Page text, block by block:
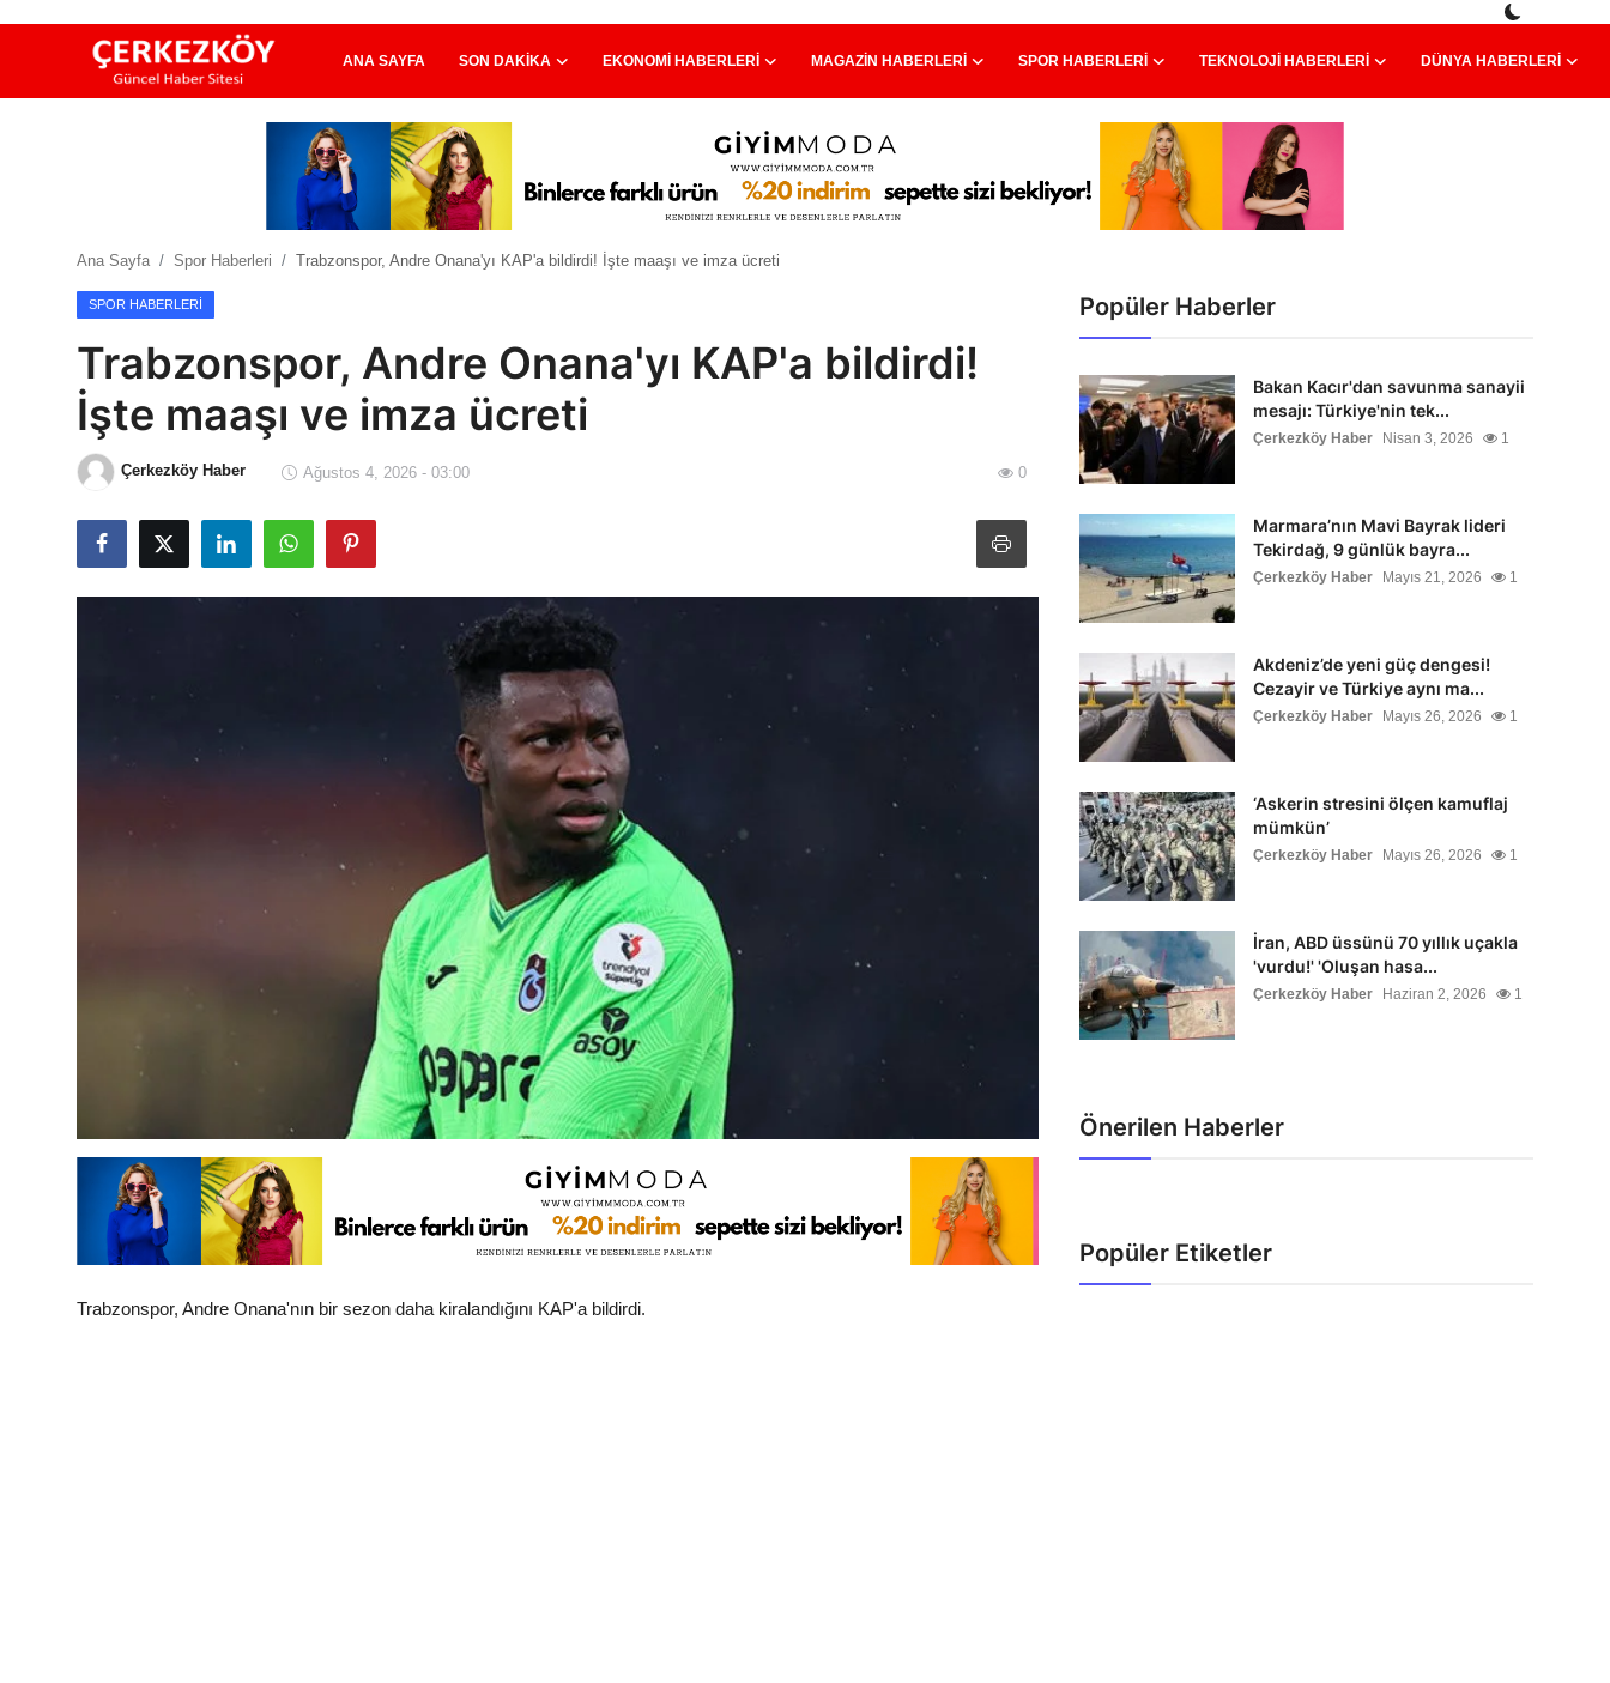
ANA SAYFA SON DAKIKA EKONOMI HABERLERI MAGAZIN HABERLERI SPOR HABERLERI TEKNOLOJI HABERLERI DÜNYA HABERLERI
Ekonomi Haberleri
Spor Haberleri
Teknoloji Haberleri
Çerkezköy
Ana Sayfa Spor Haberleri Trabzonspor, Andre Onana'yı KAP'a bildirdi! İşte maaşı ve imza ücreti
SPOR HABERLERI
Trabzonspor, Andre Onana'yı KAP'a bildirdi!
İşte maaşı ve imza ücreti
Çerkezköy Haber Ağustos 4, 2026 - 03:00 0
Trabzonspor, Andre Onana'nın bir sezon daha kiralandığını KAP'a bildirdi.
Popüler Haberler
Bakan Kacır'dan savunma sanayii
mesajı: Türkiye'nin tek...
Çerkezköy Haber Nisan 3, 2026 1
Marmara’nın Mavi Bayrak lideri
Tekirdağ, 9 günlük bayra...
Çerkezköy Haber Mayıs 21, 2026 1
Akdeniz’de yeni güç dengesi!
Cezayir ve Türkiye aynı ma...
Çerkezköy Haber Mayıs 26, 2026 1
‘Askerin stresini ölçen kamuflaj
mümkün’
Çerkezköy Haber Mayıs 26, 2026 1
İran, ABD üssünü 70 yıllık uçakla
'vurdu!' 'Oluşan hasa...
Çerkezköy Haber Haziran 2, 2026 1
Önerilen Haberler
Popüler Etiketler